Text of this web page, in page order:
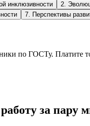
инклюзивности 2.
7. Перспективы
по ГОСТу. Платите
за пару